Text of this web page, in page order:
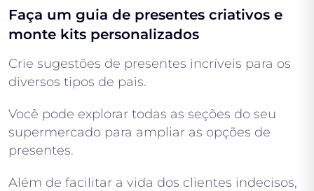
Faça um guia de presentes criativos e
monte kits personalizados
Crie sugestões de presentes incríveis para os
diversos tipos de pais.
Você pode explorar todas as seções do seu
supermercado para ampliar as opções de
presentes.
Além de facilitar a vida dos clientes indecisos,